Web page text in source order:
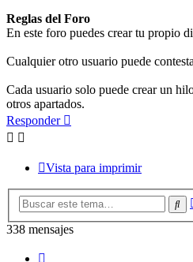
Reglas del Foro
En este foro puedes crear tu propio
Cualquier otro usuario puede
Cada usuario solo puede crear un
otros apartados.
Responder
Vista para imprimir
338 mensajes